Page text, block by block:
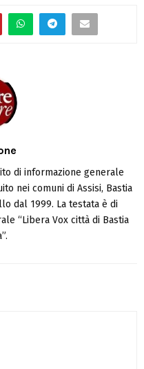
di informazione generale
nei comuni di Assisi, Bastia
dal 1999. La testata è di
“Libera Vox città di Bastia